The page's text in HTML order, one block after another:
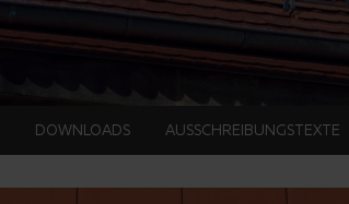
DOWNLOADS AUSSCHREIBUNGSTEXTE